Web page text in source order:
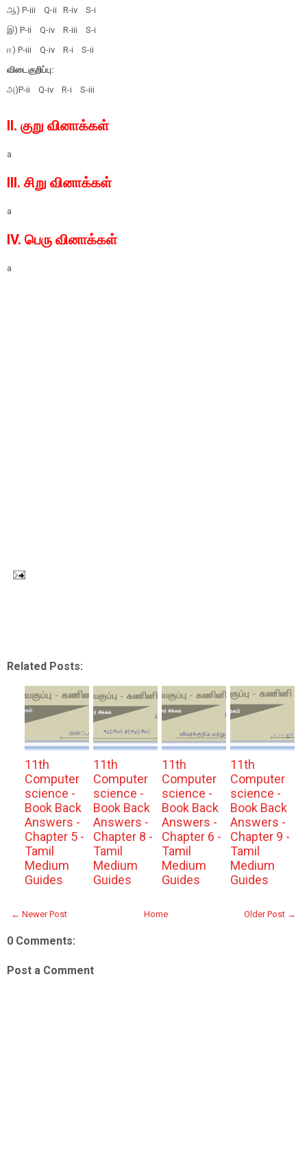
ஆ) P-iii Q-ii R-iv S-i
இ) P-ii Q-iv R-iii S-i
ஈ) P-iii Q-iv R-i S-ii
விடைகுறிப்பு:
அ)P-ii Q-iv R-i S-iii
II. குறு வினாக்கள்
a
III. சிறு வினாக்கள்
a
IV. பெரு வினாக்கள்
a
Related Posts:
11th
Computer
science -
Book Back
Answers -
Chapter 5 -
Tamil
Medium
Guides
11th
Computer
science -
Book Back
Answers -
Chapter 8 -
Tamil
Medium
Guides
11th
Computer
science -
Book Back
Answers -
Chapter 6 -
Tamil
Medium
Guides
11th
Computer
science -
Book Back
Answers -
Chapter 9 -
Tamil
Medium
Guides
← Newer Post Older Post →
Home
0 Comments:
Post a Comment